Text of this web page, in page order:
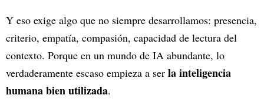
Y eso exige algo que no siempre desarrollamos: presencia,
criterio, empatía, compasión, capacidad de lectura del
contexto. Porque en un mundo de IA abundante, lo
verdaderamente escaso empieza a ser la inteligencia
humana bien utilizada.